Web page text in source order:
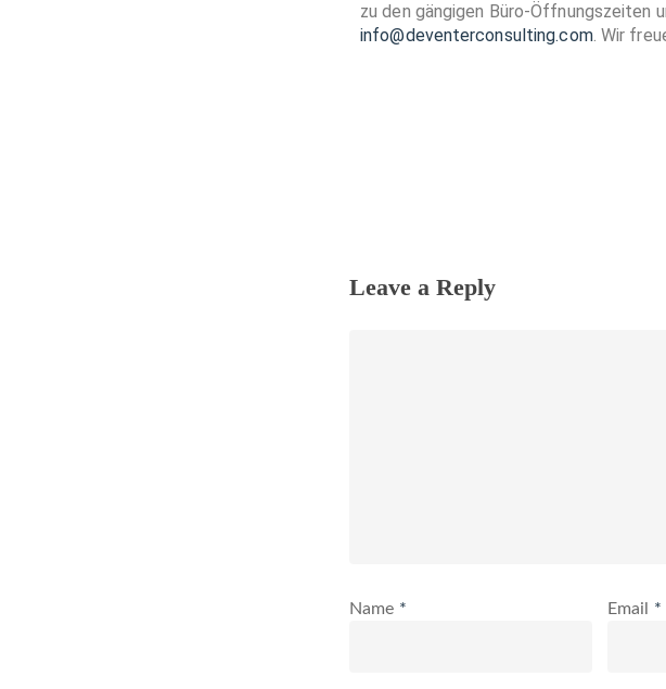
zu den gängigen Büro-Öffnungszeiten
info@deventerconsulting.com. Wir
Leave a Reply
Name * Email *